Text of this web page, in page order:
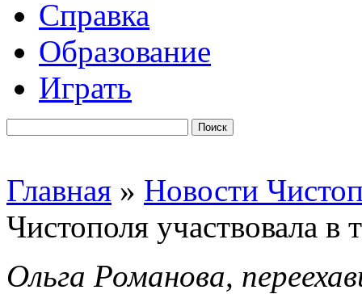
Справка
Образование
Играть
Главная » Новости
Чистополя участвовала
Ольга Романова,